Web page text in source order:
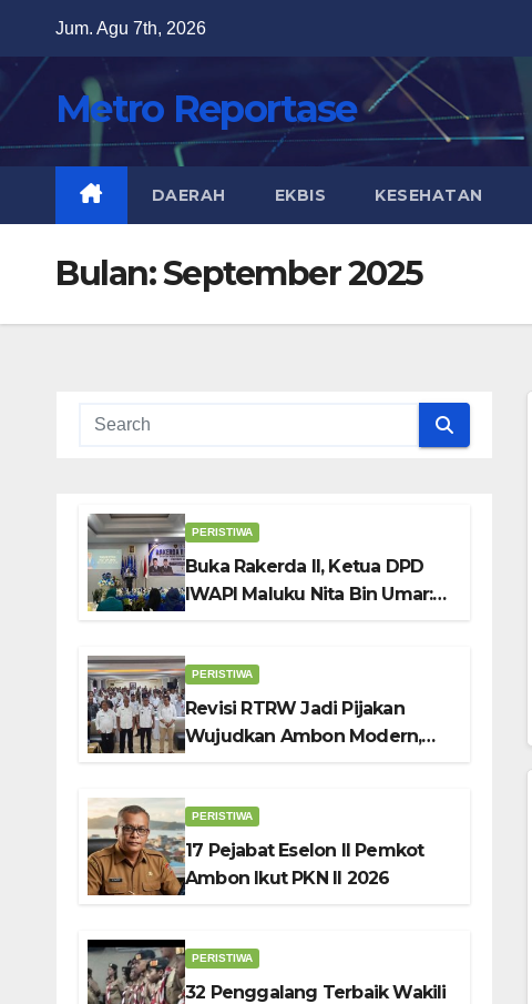
content
Jum. Agu 7th, 2026
Metro Reportase
DAERAH EKBIS KESEHATAN
Bulan:September 2025
PERISTIWA
Buka Rakerda II, Ketua DPD
IWAPI Maluku Nita Bin Umar:
PERISTIWA
Revisi RTRW Jadi Pijakan
Wujudkan Ambon Modern,
PERISTIWA
17 Pejabat Eselon II Pemkot
Ambon Ikut PKN II 2026
PERISTIWA
32 Penggalang Terbaik Wakili